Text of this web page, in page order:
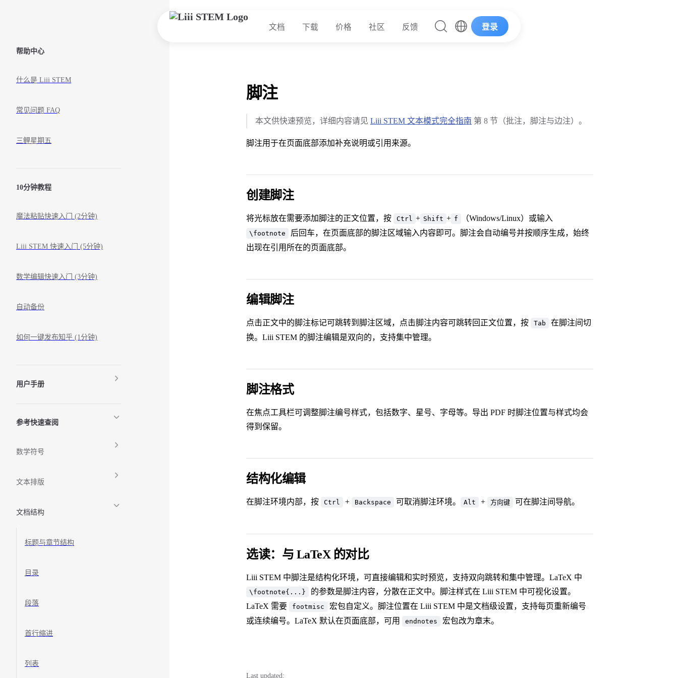
文档 下载 价格 社区 反馈 登录
帮助中心
什么是 Liii STEM
常见问题 FAQ
三鲤星期五
10分钟教程
魔法粘贴快速入门 (2分钟)
Liii STEM 快速入门 (5分钟)
数学编辑快速入门 (3分钟)
自动备份
如何一键发布知乎 (1分钟)
用户手册
参考快速查阅
数学符号
文本排版
文档结构
标题与章节结构
目录
段落
首行缩进
列表
脚注
本文供快速预览，详细内容请见 Liii STEM 文本模式完全指南 第 8 节（批注，脚注与边注）。
脚注用于在页面底部添加补充说明或引用来源。
创建脚注
将光标放在需要添加脚注的正文位置，按 Ctrl + Shift + f （Windows/Linux）或输入
\footnote
后回车，在页面底部的脚注区域输入内容即可。脚注会自动编号并按顺序生成，始终
出现在引用所在的页面底部。
编辑脚注
点击正文中的脚注标记可跳转到脚注区域，点击脚注内容可跳转回正文位置，按 Tab
在脚注间切
换。Liii STEM 的脚注编辑是双向的，支持集中管理。
脚注格式
在焦点工具栏可调整脚注编号样式，包括数字、星号、字母等。导出 PDF 时脚注位置与样式均会
得到保留。
结构化编辑
在脚注环境内部，按 Ctrl + Backspace 可取消脚注环境。 Alt + 方向键 可在脚注间导航。
选读：与 LaTeX 的对比
Liii STEM 中脚注是结构化环境，可直接编辑和实时预览，支持双向跳转和集中管理。LaTeX 中
\footnote{...}
的参数是脚注内容，分散在正文中。脚注样式在 Liii STEM 中可视化设置。
LaTeX 需要
footmisc
宏包自定义。脚注位置在 Liii STEM 中是文档级设置，支持每页重新编号
或连续编号。LaTeX 默认在页面底部，可用
endnotes 宏包改为章末。
Last updated: